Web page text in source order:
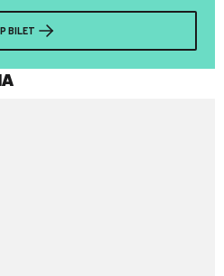
BILET